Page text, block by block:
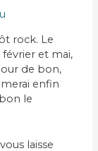
rock. Le
et mai,
de bon,
enfin
le
laisse